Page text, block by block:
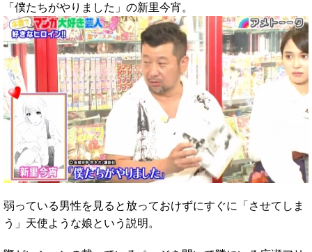
「僕たちがやりました」の新里今宵。
弱っている男性を見ると放っておけずにすぐに「させてしま
う」天使ような娘という説明。